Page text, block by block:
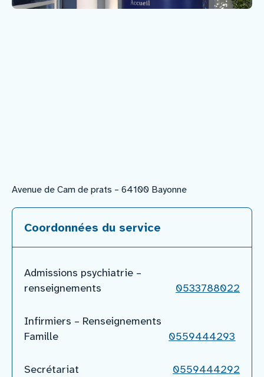
Avenue de Cam de prats – 64100 Bayonne
Coordonnées du service
Admissions psychiatrie –
renseignements
0533788022
Infirmiers – Renseignements
Famille
0559444293
Secrétariat 0559444292